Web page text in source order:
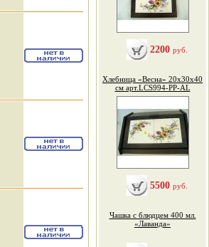
2200 руб.
Хлебница «Весна» 20х30х40
см арт.LCS994-PP-AL
5500 руб.
Чашка с блюдцем 400 мл.
«Лаванда»